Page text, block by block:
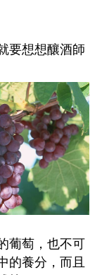
要想想釀酒師
葡萄，也不可
的養分，而且